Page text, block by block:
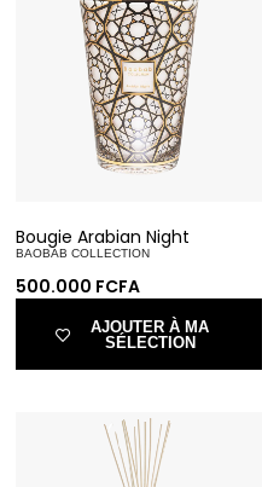
Bougie Arabian Night
BAOBAB COLLECTION
500.000 FCFA
AJOUTER À MA
SÉLECTION